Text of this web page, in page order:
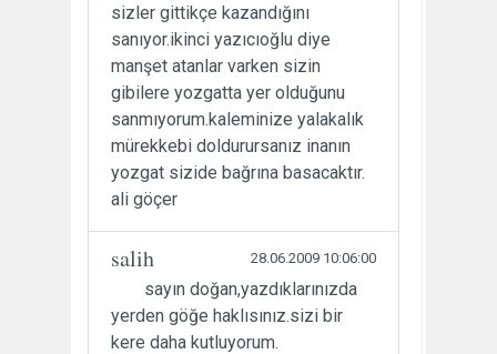
sizler gittikçe kazandığını
sanıyor.ikinci yazıcıoğlu diye
manşet atanlar varken sizin
gibilere yozgatta yer olduğunu
sanmıyorum.kaleminize yalakalık
mürekkebi doldurursanız inanın
yozgat sizide bağrına basacaktır.
ali göçer
salih 28.06.2009 10:06:00
sayın doğan,yazdıklarınızda
yerden göğe haklısınız.sizi bir
kere daha kutluyorum.